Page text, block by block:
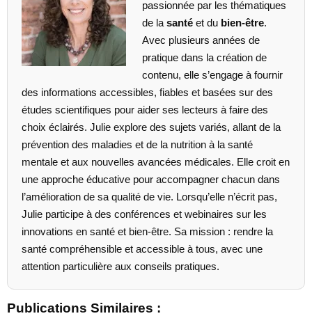
passionnée par les thématiques
de la santéet du bien-être.
Avec plusieurs années de
pratique dans la création de
contenu, elle s’engage à fournir
des informations accessibles, fiables et basées sur des
études scientifiques pour aider ses lecteurs à faire des
choix éclairés. Julie explore des sujets variés, allant de la
prévention des maladies et de la nutrition à la santé
mentale et aux nouvelles avancées médicales. Elle croit en
une approche éducative pour accompagner chacun dans
l’amélioration de sa qualité de vie. Lorsqu’elle n’écrit pas,
Julie participe à des conférences et webinaires sur les
innovations en santé et bien-être. Sa mission : rendre la
santé compréhensible et accessible à tous, avec une
attention particulière aux conseils pratiques.
Publications Similaires :